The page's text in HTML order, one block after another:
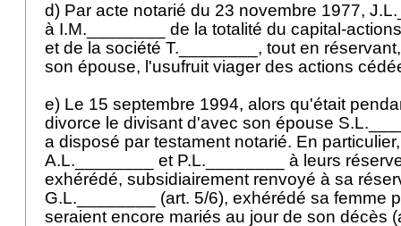
d) Par acte notarié du 23 novembre 1977,
à I.M.________ de la totalité du capital-
et de la société T.________, tout en
son épouse, l'usufruit viager des actions
e) Le 15 septembre 1994, alors qu'était
divorce le divisant d'avec son épouse
a disposé par testament notarié. En
A.L.________ et P.L.________ à leurs
exhérédé, subsidiairement renvoyé à sa
G.L.________ (art. 5/6), exhérédé sa femme
seraient encore mariés au jour de son décès